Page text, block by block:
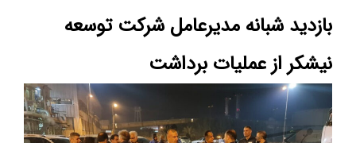
بازدید شبانه مدیرعامل شرکت توسعه
نیشکر از عملیات برداشت